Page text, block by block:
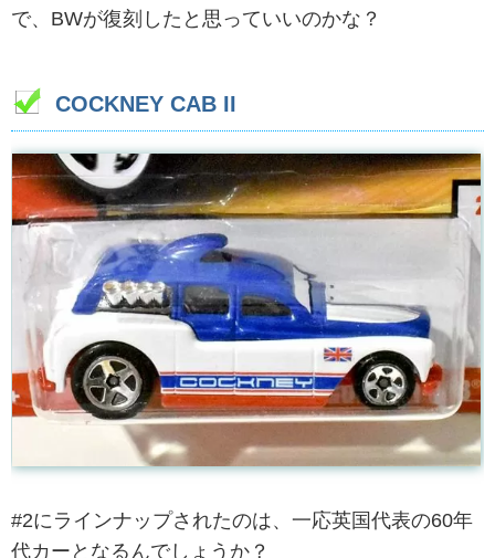
で、BWが復刻したと思っていいのかな？
COCKNEY CAB II
#2にラインナップされたのは、一応英国代表の60年
代カーとなるんでしょうか？